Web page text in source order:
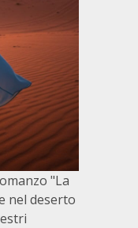
"La
nel deserto